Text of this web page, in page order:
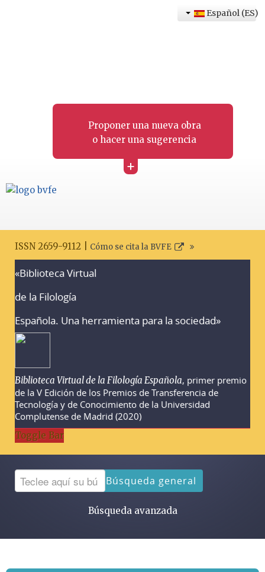
Proponer una nueva obra
o hacer una sugerencia
+
Español (ES)
ISSN 2659-9112 | Cómo se cita la BVFE
«Biblioteca Virtual
de la Filología
Española. Una herramienta para la sociedad»
Biblioteca Virtual de la Filología Española, primer premio
de la V Edición de los Premios de Transferencia de
Tecnología y de Conocimiento de la Universidad
Complutense de Madrid (2020)
Toggle Bar
Búsqueda general
Búsqueda avanzada